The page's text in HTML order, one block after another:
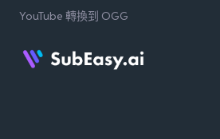
YouTube 轉換到 OGG